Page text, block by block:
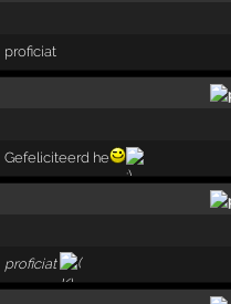
proficiat
Gefeliciteerd he
proficiat